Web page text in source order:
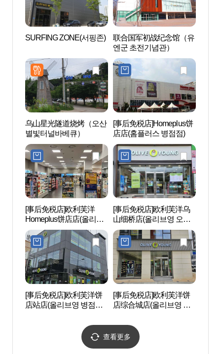
SURFING ZONE(서핑존)
联合国军初战纪念馆（유
엔군 초전기념관）
乌山星光隧道烧烤（오산
별빛터널바베큐）
[事后免税店]Homeplus饼
店店(홈플러스 병점점)
[事后免税店]欧利芙洋
Homeplus饼店店(올리브
영 홈플러스병점점)
[事后免税店]欧利芙洋乌
山细桥店(올리브영 오산
세교점)
[事后免税店]欧利芙洋饼
店站店(올리브영 병점역
[事后免税店]欧利芙洋饼
店综合城店(올리브영 병
查看更多